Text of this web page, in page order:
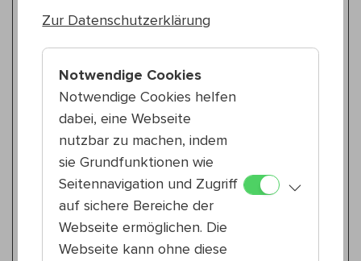
Jazz
20:00 — 21:00
23., Stadtpark Atzgersdorf
Heidi Krenn Quartett
Konzert
Kinderprogramm
10:30 — 11:30
23., Stadtpark Atzgersdorf
Bélaműhely Sound Art
Dirigententenspiel
Zur Datenschutzerklärung
Notwendige Cookies
Notwendige Cookies helfen
dabei, eine Webseite
nutzbar zu machen, indem
sie Grundfunktionen wie
Seitennavigation und Zugriff
auf sichere Bereiche der
Webseite ermöglichen. Die
Webseite kann ohne diese